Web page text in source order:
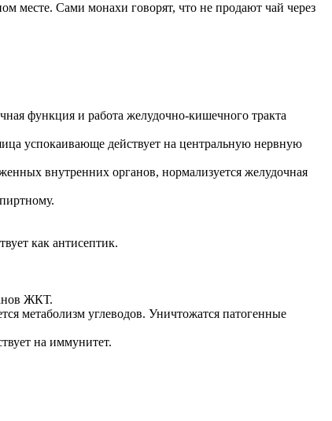
месте. Сами монахи говорят, что не продают чай через
функция и работа желудочно-кишечного тракта
успокаивающе действует на центральную нервную
внутренних органов, нормализуется желудочная
как антисептик.
ЖКТ.
метаболизм углеводов. Уничтожатся патогенные
на иммунитет.